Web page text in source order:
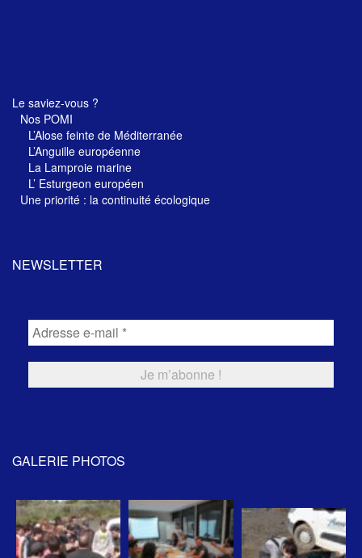
Le saviez-vous ?
Nos POMI
L’Alose feinte de Méditerranée
L’Anguille européenne
La Lamproie marine
L’ Esturgeon européen
Une priorité : la continuité écologique
NEWSLETTER
GALERIE PHOTOS